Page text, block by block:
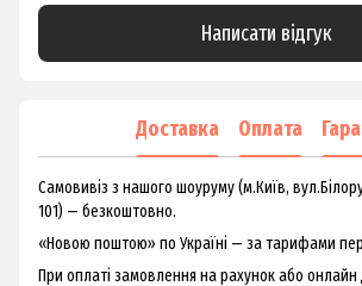
Написати відгук
Доставка Оплата
Самовивіз з нашого шоуруму (м.Київ,
101) — безкоштовно.
«Новою поштою» по Україні — за тарифами
При оплаті замовлення на рахунок або онлайн